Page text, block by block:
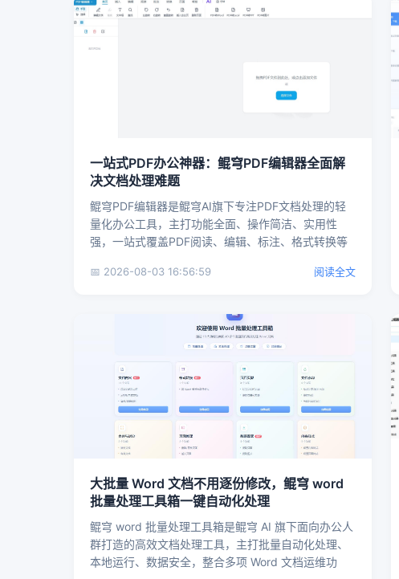
一站式PDF办公神器：鲲穹PDF编辑器全面解
决文档处理难题
鲲穹PDF编辑器是鲲穹AI旗下专注PDF文档处理的轻
量化办公工具，主打功能全面、操作简洁、实用性
强，一站式覆盖PDF阅读、编辑、标注、格式转换等
📅 2026-08-03 16:56:59 阅读全文
大批量 Word 文档不用逐份修改，鲲穹 word
批量处理工具箱一键自动化处理
鲲穹 word 批量处理工具箱是鲲穹 AI 旗下面向办公人
群打造的高效文档处理工具，主打批量自动化处理、
本地运行、数据安全，整合多项 Word 文档运维功